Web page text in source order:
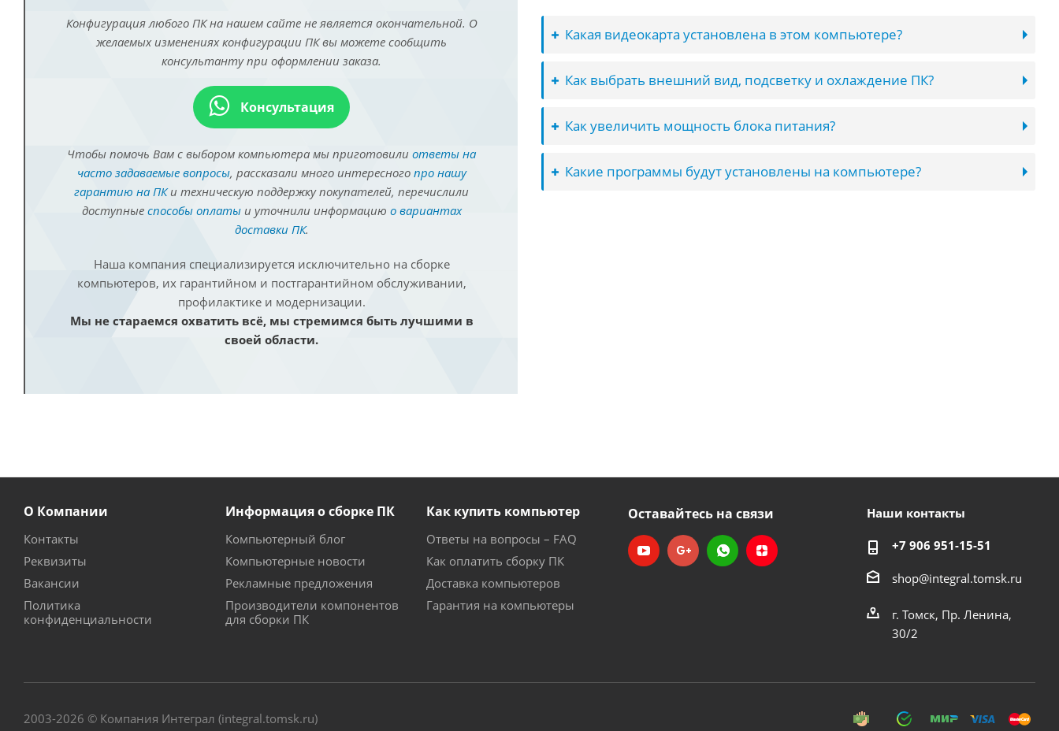
Конфигурация любого ПК на нашем сайте не является окончательной. О
желаемых изменениях конфигурации ПК вы можете сообщить
консультанту при оформлении заказа.
Консультация
Чтобы помочь Вам с выбором компьютера мы приготовили ответы на
часто задаваемые вопросы, рассказали много интересного про нашу
гарантию на ПКи техническую поддержку покупателей, перечислили
доступные способы оплатыи уточнили информацию о вариантах
доставки ПК.
Наша компания специализируется исключительно на сборке
компьютеров, их гарантийном и постгарантийном обслуживании,
профилактике и модернизации.
Мы не стараемся охватить всё, мы стремимся быть лучшими в
своей области.
Какая видеокарта установлена в этом компьютере?
Как выбрать внешний вид, подсветку и охлаждение ПК?
Как увеличить мощность блока питания?
Какие программы будут установлены на компьютере?
О Компании
Контакты
Реквизиты
Вакансии
Политика
конфиденциальности
Информация о сборке ПК
Компьютерный блог
Компьютерные новости
Рекламные предложения
Производители компонентов
для сборки ПК
Как купить компьютер
Ответы на вопросы – FAQ
Как оплатить сборку ПК
Доставка компьютеров
Гарантия на компьютеры
Оставайтесь на связи Наши контакты
+7 906 951-15-51
shop@integral.tomsk.ru
г. Томск, Пр. Ленина,
30/2
2003-2026 © Компания Интеграл (integral.tomsk.ru)